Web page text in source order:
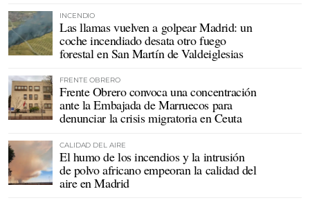
INCENDIO
Las llamas vuelven a golpear Madrid: un
coche incendiado desata otro fuego
forestal en San Martín de Valdeiglesias
FRENTE OBRERO
Frente Obrero convoca una concentración
ante la Embajada de Marruecos para
denunciar la crisis migratoria en Ceuta
CALIDAD DEL AIRE
El humo de los incendios y la intrusión
de polvo africano empeoran la calidad del
aire en Madrid